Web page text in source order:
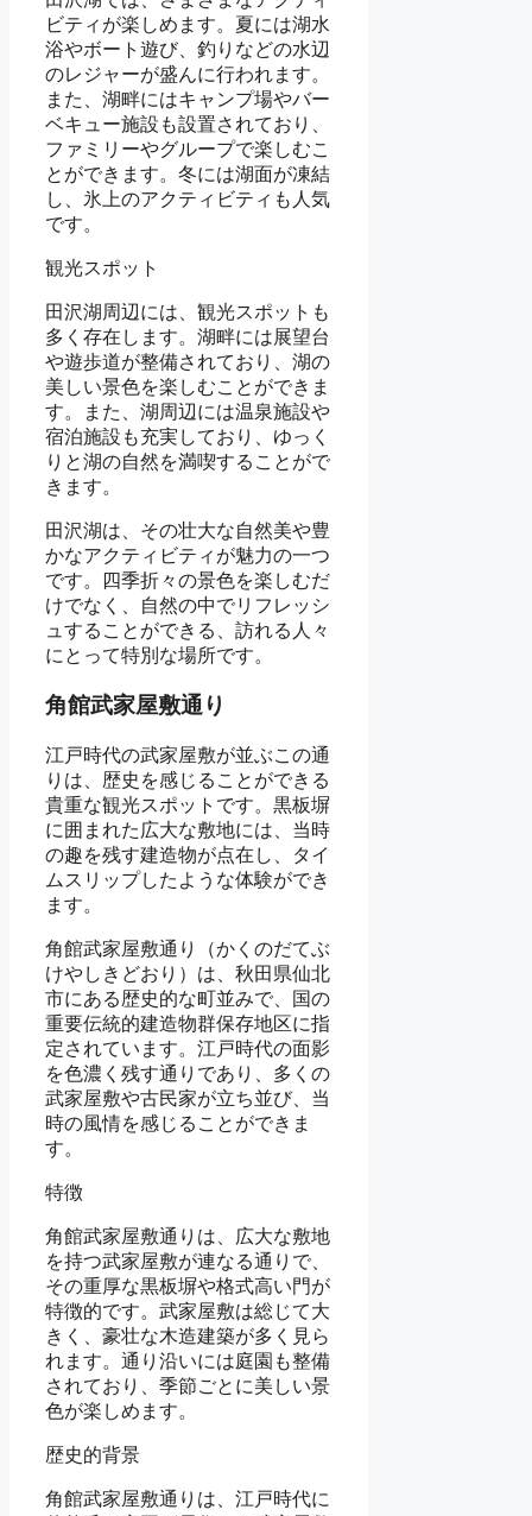
ビティが楽しめます。夏には湖水
浴やボート遊び、釣りなどの水辺
のレジャーが盛んに行われます。
また、湖畔にはキャンプ場やバー
ベキュー施設も設置されており、
ファミリーやグループで楽しむこ
とができます。冬には湖面が凍結
し、氷上のアクティビティも人気
です。
観光スポット
田沢湖周辺には、観光スポットも
多く存在します。湖畔には展望台
や遊歩道が整備されており、湖の
美しい景色を楽しむことができま
す。また、湖周辺には温泉施設や
宿泊施設も充実しており、ゆっく
りと湖の自然を満喫することがで
きます。
田沢湖は、その壮大な自然美や豊
かなアクティビティが魅力の一つ
です。四季折々の景色を楽しむだ
けでなく、自然の中でリフレッシ
ュすることができる、訪れる人々
にとって特別な場所です。
角館武家屋敷通り
江戸時代の武家屋敷が並ぶこの通
りは、歴史を感じることができる
貴重な観光スポットです。黒板塀
に囲まれた広大な敷地には、当時
の趣を残す建造物が点在し、タイ
ムスリップしたような体験ができ
ます。
角館武家屋敷通り（かくのだてぶ
けやしきどおり）は、秋田県仙北
市にある歴史的な町並みで、国の
重要伝統的建造物群保存地区に指
定されています。江戸時代の面影
を色濃く残す通りであり、多くの
武家屋敷や古民家が立ち並び、当
時の風情を感じることができま
す。
特徴
角館武家屋敷通りは、広大な敷地
を持つ武家屋敷が連なる通りで、
その重厚な黒板塀や格式高い門が
特徴的です。武家屋敷は総じて大
きく、豪壮な木造建築が多く見ら
れます。通り沿いには庭園も整備
されており、季節ごとに美しい景
色が楽しめます。
歴史的背景
角館武家屋敷通りは、江戸時代に